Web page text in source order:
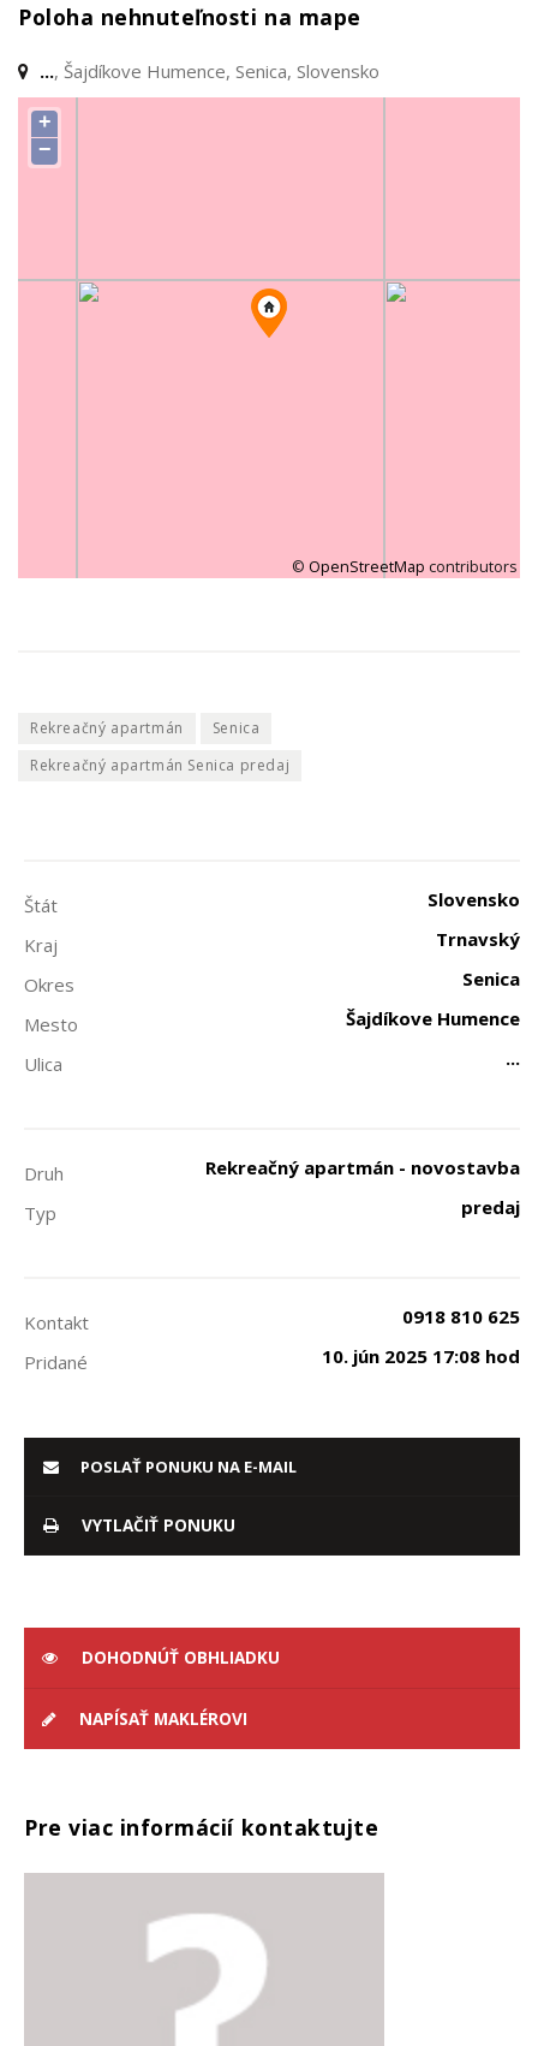
Poloha nehnuteľnosti na mape
..., Šajdíkove Humence, Senica, Slovensko
+
−
© OpenStreetMap contributors
Rekreačný apartmán
Senica
Rekreačný apartmán Senica predaj
Štát
Slovensko
Kraj
Trnavský
Okres
Senica
Mesto
Šajdíkove Humence
Ulica
...
Druh
Rekreačný apartmán - novostavba
Typ
predaj
Kontakt
0918 810 625
Pridané
10. jún 2025 17:08 hod
POSLAŤ PONUKU NA E-MAIL
VYTLAČIŤ PONUKU
DOHODNÚŤ OBHLIADKU
NAPÍSAŤ MAKLÉROVI
Pre viac informácií kontaktujte